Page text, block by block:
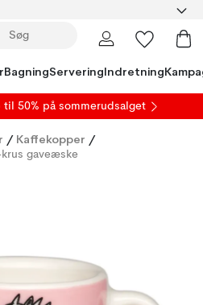
BagningServeringIndretning
til 50% på sommerudsalget
/ Kaffekopper /
gaveæske